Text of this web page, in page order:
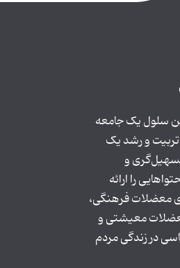
سلول یک جامعه
و رشد یک
تسهیل‌گری و
را ارائه
معضلات فرهنگی،
معیشتی و
در زندگی مردم